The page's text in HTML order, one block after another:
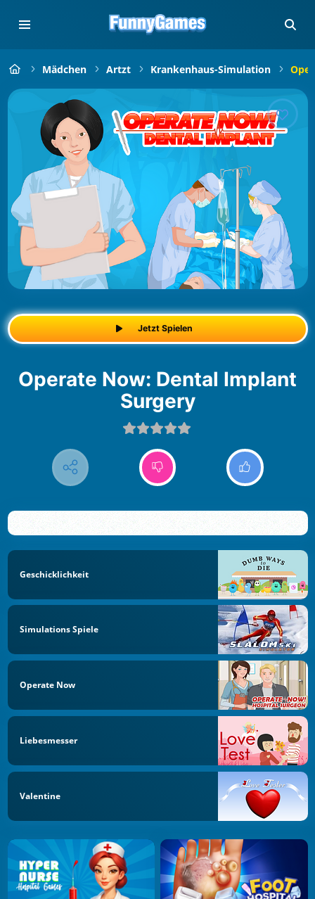
Mädchen Artzt Krankenhaus-Simulation
Jetzt Spielen
Operate Now: Dental Implant
Surgery
Geschicklichkeit
Simulations Spiele
Operate Now
Liebesmesser
Valentine